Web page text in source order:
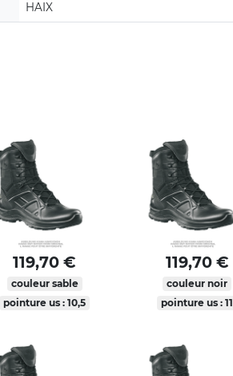
HAIX
119,70 €
couleur sable
pointure us : 10,5
119,70 €
couleur noir
pointure us : 11